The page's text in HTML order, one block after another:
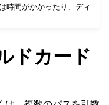
時間がかかったり、ディ
ドカード